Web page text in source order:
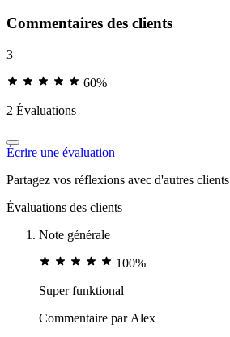
Commentaires des clients
3
60%
2 Évaluations
Écrire une évaluation
Partagez vos réflexions avec d'autres clients
Évaluations des clients
Note générale
100%
Super funktional
Commentaire par Alex